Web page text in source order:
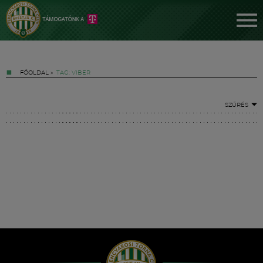
FŐOLDAL » TAG: VIBER
SZŰRÉS
Hírek